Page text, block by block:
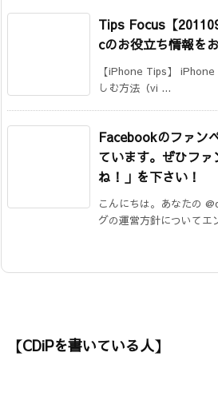
Tips Focus【
cのお役立ち情報を
【iPhone Tips】
しむ方法（vi ...
Facebookのファン
ています。ぜひフ
ね！」を下さい！
こんにちは。あなたの
グの運営方針についてエ
【CDiPを書いている人】